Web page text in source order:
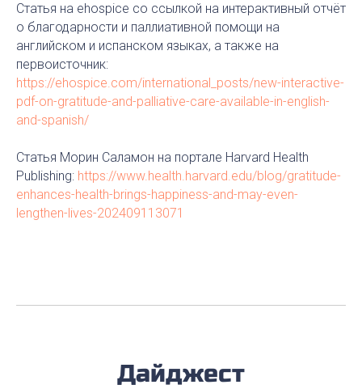
Статья на ehospice со ссылкой на интерактивный отчёт
о благодарности и паллиативной помощи на
английском и испанском языках, а также на
первоисточник:
https://ehospice.com/international_posts/new-interactive-
pdf-on-gratitude-and-palliative-care-available-in-english-
and-spanish/
Статья Морин Саламон на портале Harvard Health
Publishing: https://www.health.harvard.edu/blog/gratitude-
enhances-health-brings-happiness-and-may-even-
lengthen-lives-202409113071
Дайджест